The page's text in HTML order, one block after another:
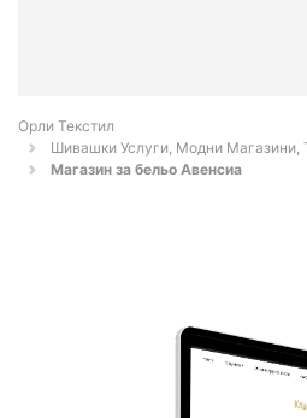
Орли Текстил
Шивашки Услуги, Модни Магазини,
Магазин за бельо Авенсиа